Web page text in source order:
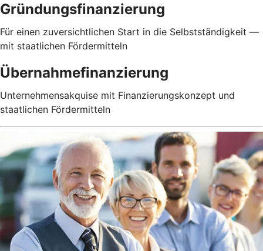
Gründungsfinanzierung
Für einen zuversichtlichen Start in die Selbstständigkeit —
mit staatlichen Fördermitteln
Übernahmefinanzierung
Unternehmensakquise mit Finanzierungskonzept und
staatlichen Fördermitteln